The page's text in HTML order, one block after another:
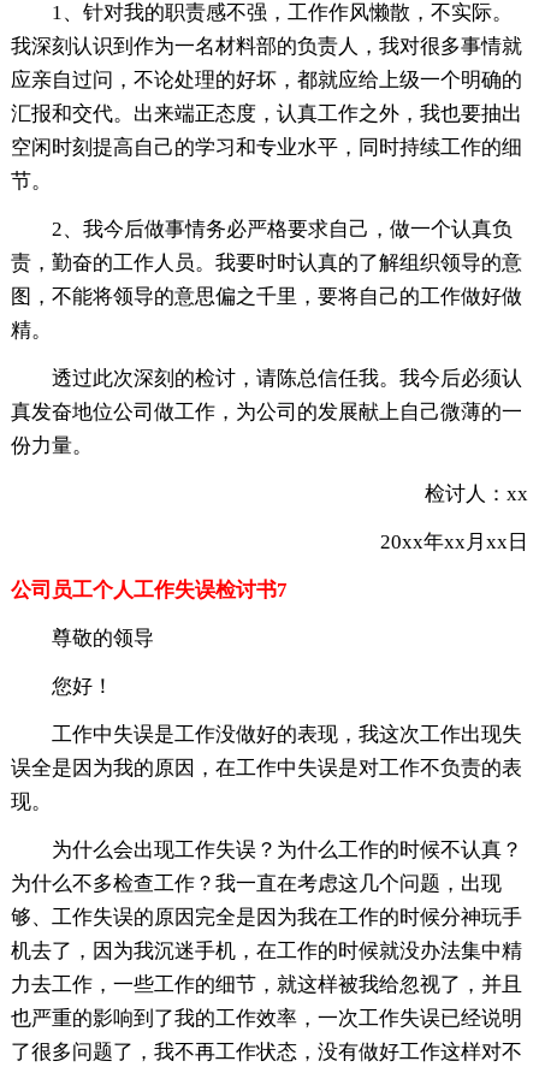
1、针对我的职责感不强，工作作风懒散，不实际。
我深刻认识到作为一名材料部的负责人，我对很多事情就
应亲自过问，不论处理的好坏，都就应给上级一个明确的
汇报和交代。出来端正态度，认真工作之外，我也要抽出
空闲时刻提高自己的学习和专业水平，同时持续工作的细
节。
2、我今后做事情务必严格要求自己，做一个认真负
责，勤奋的工作人员。我要时时认真的了解组织领导的意
图，不能将领导的意思偏之千里，要将自己的工作做好做
精。
透过此次深刻的检讨，请陈总信任我。我今后必须认
真发奋地位公司做工作，为公司的发展献上自己微薄的一
份力量。
检讨人：xx
20xx年xx月xx日
公司员工个人工作失误检讨书7
尊敬的领导
您好！
工作中失误是工作没做好的表现，我这次工作出现失
误全是因为我的原因，在工作中失误是对工作不负责的表
现。
为什么会出现工作失误？为什么工作的时候不认真？
为什么不多检查工作？我一直在考虑这几个问题，出现
够、工作失误的原因完全是因为我在工作的时候分神玩手
机去了，因为我沉迷手机，在工作的时候就没办法集中精
力去工作，一些工作的细节，就这样被我给忽视了，并且
也严重的影响到了我的工作效率，一次工作失误已经说明
了很多问题了，我不再工作状态，没有做好工作这样对不